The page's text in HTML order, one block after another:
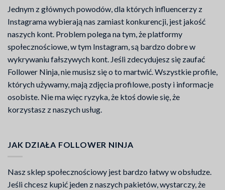
Jednym z głównych powodów, dla których influencerzy z
Instagrama wybierają nas zamiast konkurencji, jest jakość
naszych kont. Problem polega na tym, że platformy
społecznościowe, w tym Instagram, są bardzo dobre w
wykrywaniu fałszywych kont. Jeśli zdecydujesz się zaufać
Follower Ninja, nie musisz się o to martwić. Wszystkie profile,
których używamy, mają zdjęcia profilowe, posty i informacje
osobiste. Nie ma więc ryzyka, że ktoś dowie się, że
korzystasz z naszych usług.
JAK DZIAŁA FOLLOWER NINJA
Nasz sklep społecznościowy jest bardzo łatwy w obsłudze.
Jeśli chcesz kupić jeden z naszych pakietów, wystarczy, że